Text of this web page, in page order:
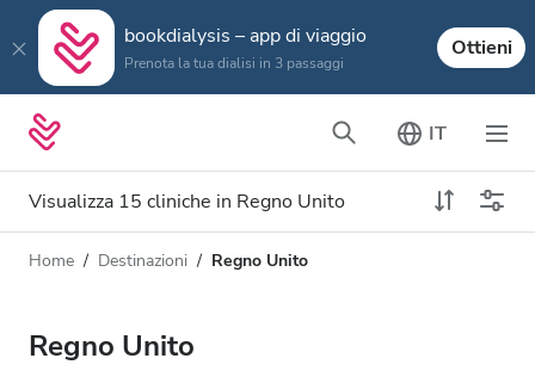
bookdialysis – app di viaggio
Prenota la tua dialisi in 3 passaggi
Ottieni
IT
Visualizza 15 cliniche in Regno Unito
Tipo di dialisi
Tutti i tipi di dialisi
Distanza
Home Destinazioni Regno Unito
Regno Unito